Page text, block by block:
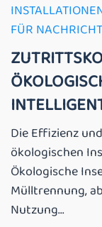
FÜR
Die Effizienz
ökologischen
Ökologische
Mülltrennung,
Nutzung...